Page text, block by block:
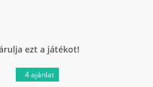
ezt a játékot!
4 ajánlat